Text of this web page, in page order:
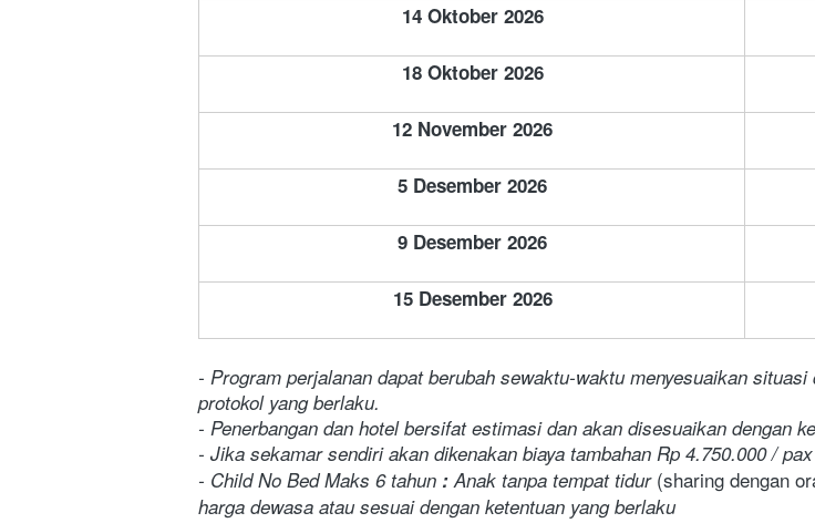
14 Oktober 2026
18 Oktober 2026
12 November 2026
5 Desember 2026
9 Desember 2026
15 Desember 2026
- Program perjalanan dapat berubah sewaktu-waktu menyesuaikan
protokol yang berlaku.
- Penerbangan dan hotel bersifat estimasi dan akan disesuaikan dengan
- Jika sekamar sendiri akan dikenakan biaya tambahan Rp 4.750.000 / pax
- Child No Bed Maks 6 tahun : Anak tanpa tempat tidur (sharing dengan
harga dewasa atau sesuai dengan ketentuan yang berlaku